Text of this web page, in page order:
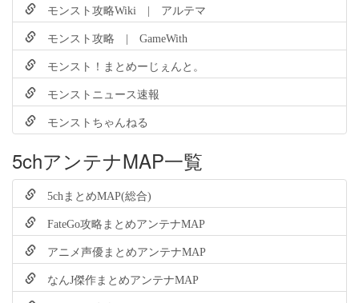
モンスト攻略Wiki | アルテマ
モンスト攻略 | GameWith
モンスト！まとめーじぇんと。
モンストニュース速報
モンストちゃんねる
5chアンテナMAP一覧
5chまとめMAP(総合)
FateGo攻略まとめアンテナMAP
アニメ声優まとめアンテナMAP
なんJ傑作まとめアンテナMAP